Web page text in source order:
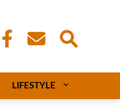
LIFESTYLE